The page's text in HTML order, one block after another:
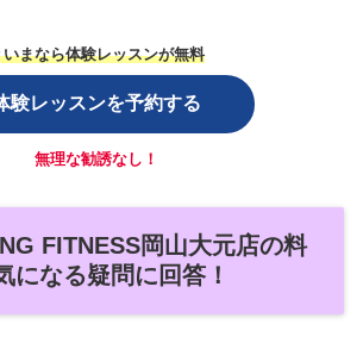
まなら体験レッスンが無料
験レッスンを予約する
無理な勧誘なし！
FITNESS岡山大元店の料
になる疑問に回答！